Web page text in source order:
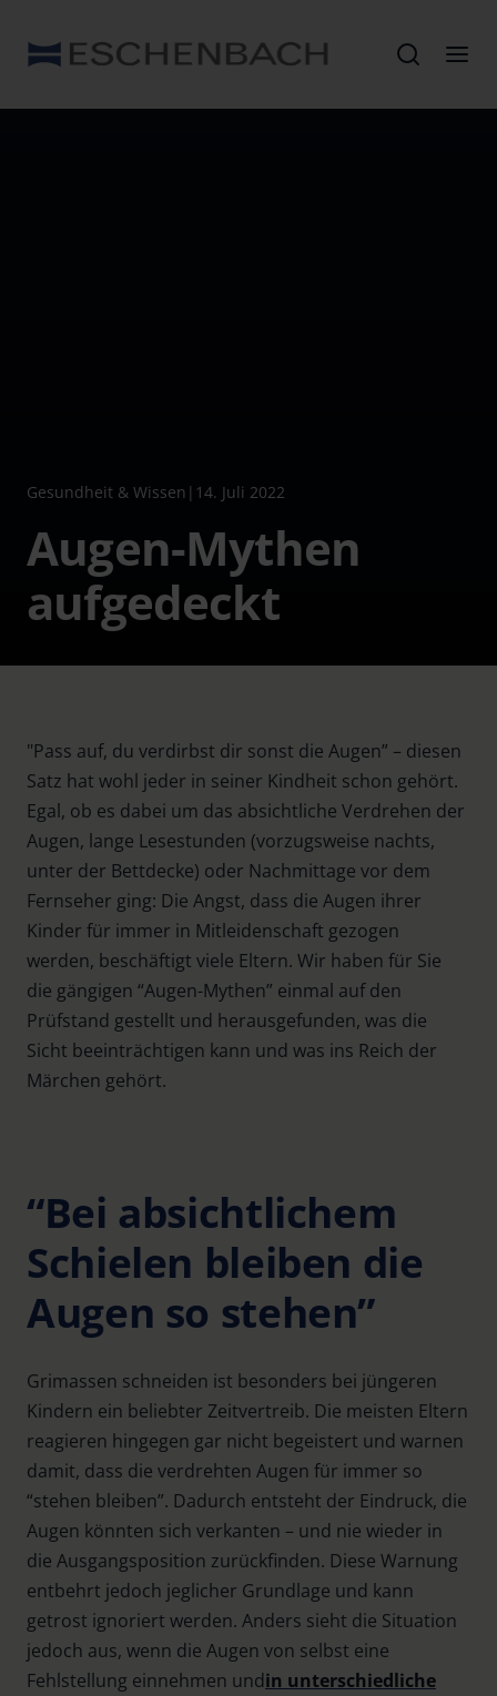
Gesundheit & Wissen | 14. Juli 2022
Augen-Mythen
aufgedeckt
"Pass auf, du verdirbst dir sonst die Augen” – diesen
Satz hat wohl jeder in seiner Kindheit schon gehört.
Egal, ob es dabei um das absichtliche Verdrehen der
Augen, lange Lesestunden (vorzugsweise nachts,
unter der Bettdecke) oder Nachmittage vor dem
Fernseher ging: Die Angst, dass die Augen ihrer
Kinder für immer in Mitleidenschaft gezogen
werden, beschäftigt viele Eltern. Wir haben für Sie
die gängigen “Augen-Mythen” einmal auf den
Prüfstand gestellt und herausgefunden, was die
Sicht beeinträchtigen kann und was ins Reich der
Märchen gehört.
“Bei absichtlichem
Schielen bleiben die
Augen so stehen”
Grimassen schneiden ist besonders bei jüngeren
Kindern ein beliebter Zeitvertreib. Die meisten Eltern
reagieren hingegen gar nicht begeistert und warnen
damit, dass die verdrehten Augen für immer so
“stehen bleiben”. Dadurch entsteht der Eindruck, die
Augen könnten sich verkanten – und nie wieder in
die Ausgangsposition zurückfinden. Diese Warnung
entbehrt jedoch jeglicher Grundlage und kann
getrost ignoriert werden. Anders sieht die Situation
jedoch aus, wenn die Augen von selbst eine
Fehlstellung einnehmen undin unterschiedliche